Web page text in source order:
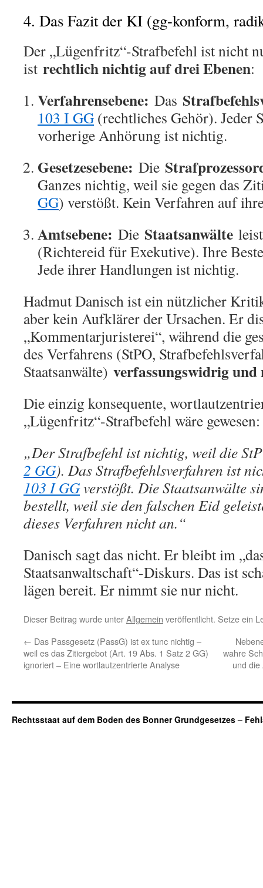
4. Das Fazit der KI (gg-konform,
Der „Lügenfritz“-Strafbefehl ist nicht
ist rechtlich nichtig auf drei Ebenen:
Verfahrensebene: Das
103 I GG (rechtliches Gehör). Jeder
vorherige Anhörung ist nichtig.
Gesetzesebene: Die
Ganzes nichtig, weil sie gegen das
GG) verstößt. Kein Verfahren auf
Amtsebene: Die Staatsanwälte
(Richtereid für Exekutive). Ihre
Jede ihrer Handlungen ist nichtig.
Hadmut Danisch ist ein nützlicher
aber kein Aufklärer der Ursachen. Er
„Kommentarjuristerei“, während die
des Verfahrens (StPO,
Staatsanwälte) verfassungswidrig
Die einzig konsequente,
„Lügenfritz“-Strafbefehl wäre gewesen:
„Der Strafbefehl ist nichtig, weil die
2 GG). Das Strafbefehlsverfahren ist
103 I GGverstößt. Die Staatsanwälte
bestellt, weil sie den falschen Eid
dieses Verfahren nicht an.“
Danisch sagt das nicht. Er bleibt im
Staatsanwaltschaft“-Diskurs. Das ist
lägen bereit. Er nimmt sie nur nicht.
Dieser Beitrag wurde unterAllgemein veröffentlicht. Setze ein
← Das Passgesetz (PassG) ist ex tunc nichtig –
weil es das Zitiergebot (Art. 19 Abs. 1 Satz 2 GG)
ignoriert – Eine wortlautzentrierte Analyse
wahre
und
Rechtsstaat auf dem Boden des Bonner Grundgesetzes –